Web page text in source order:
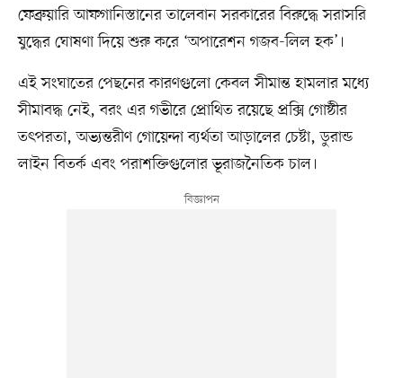
ফেব্রুয়ারি আফগানিস্তানের তালেবান সরকারের বিরুদ্ধে সরাসরি
যুদ্ধের ঘোষণা দিয়ে শুরু করে ‘অপারেশন গজব-লিল হক’।
এই সংঘাতের পেছনের কারণগুলো কেবল সীমান্ত হামলার মধ্যে
সীমাবদ্ধ নেই, বরং এর গভীরে প্রোথিত রয়েছে প্রক্সি গোষ্ঠীর
তৎপরতা, অভ্যন্তরীণ গোয়েন্দা ব্যর্থতা আড়ালের চেষ্টা, ডুরান্ড
লাইন বিতর্ক এবং পরাশক্তিগুলোর ভূরাজনৈতিক চাল।